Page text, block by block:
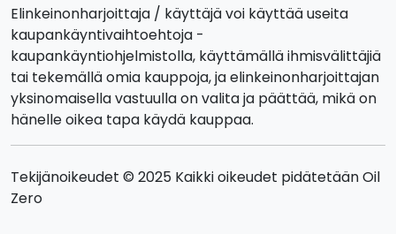
Elinkeinonharjoittaja / käyttäjä voi käyttää useita
kaupankäyntivaihtoehtoja -
kaupankäyntiohjelmistolla, käyttämällä ihmisvälittäjiä
tai tekemällä omia kauppoja, ja elinkeinonharjoittajan
yksinomaisella vastuulla on valita ja päättää, mikä on
hänelle oikea tapa käydä kauppaa.
Tekijänoikeudet © 2025 Kaikki oikeudet pidätetään Oil
Zero